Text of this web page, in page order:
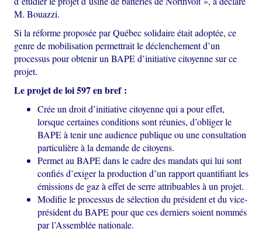
M. Bouazzi.
Si la réforme proposée par Québec solidaire était adoptée, ce
genre de mobilisation permettrait le déclenchement d’un
processus pour obtenir un BAPE d’initiative citoyenne sur ce
projet.
Le projet de loi 597 en bref :
Crée un droit d’initiative citoyenne qui a pour effet,
lorsque certaines conditions sont réunies, d’obliger le
BAPE à tenir une audience publique ou une consultation
particulière à la demande de citoyens.
Permet au BAPE dans le cadre des mandats qui lui sont
confiés d’exiger la production d’un rapport quantifiant les
émissions de gaz à effet de serre attribuables à un projet.
Modifie le processus de sélection du président et du vice-
président du BAPE pour que ces derniers soient nommés
par l’Assemblée nationale.